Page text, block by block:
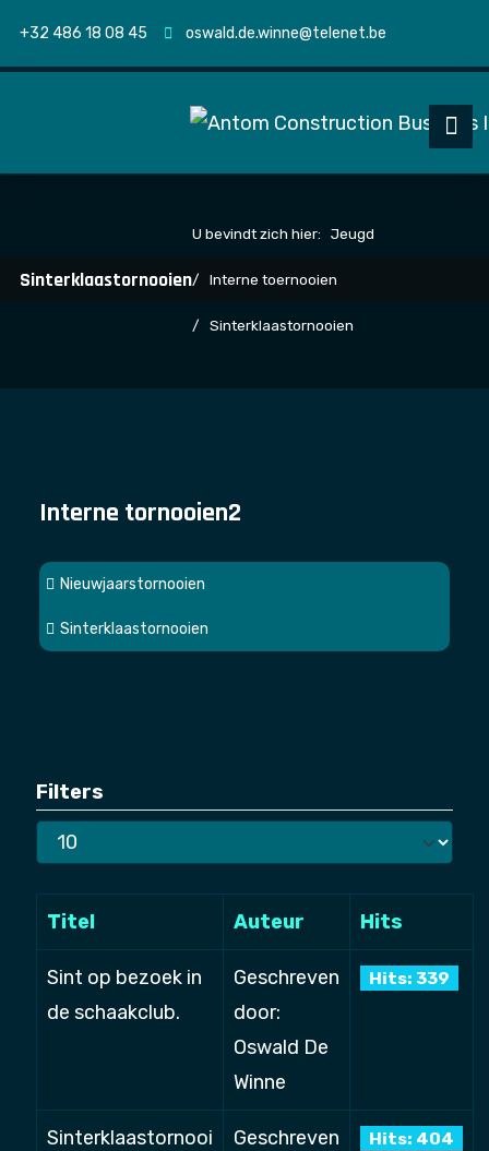
+32 486 18 08 45 oswald.de.winne@telenet.be
Sinterklaastornooien
U bevindt zich hier: Jeugd
Interne toernooien
Sinterklaastornooien
Interne tornooien2
Nieuwjaarstornooien
Sinterklaastornooien
Filters
Toon
Titel Auteur Hits
Sint op bezoek in
de schaakclub.
Geschreven
door:
Oswald De
Winne
Hits: 339
Sinterklaastornooi
Geschreven
Hits: 404